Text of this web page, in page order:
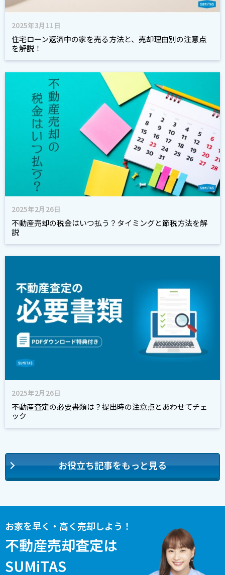
2025年3月11日
住宅ローン返済中の家を売る方法と、売却理由別の注意点
を解説！
2025年2月26日
不動産売却の税金はいつ払う？タイミングと節税方法を解
説
2025年2月26日
不動産査定の必要書類は？提出時の注意点とあわせてチェ
ック
お役立ち記事をもっと見る
お家を早く・高く売却しよう！
不動産売却査定は
SUMiTAS